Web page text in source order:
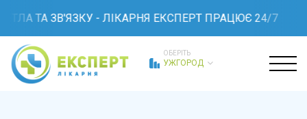
ТА ЗВ'ЯЗКУ - ЛІКАРНЯ ЕКСПЕРТ ПРАЦЮЄ 24/7
ОБЕРІТЬ
УЖГОРОД